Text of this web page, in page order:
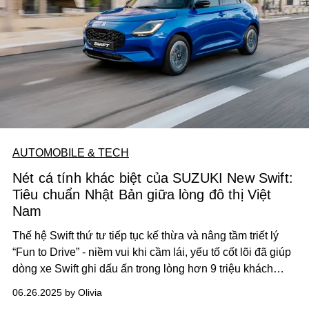
AUTOMOBILE & TECH
Nét cá tính khác biệt của SUZUKI New Swift:
Tiêu chuẩn Nhật Bản giữa lòng đô thị Việt
Nam
Thế hệ Swift thứ tư tiếp tục kế thừa và nâng tầm triết lý
“Fun to Drive” - niềm vui khi cầm lái, yếu tố cốt lõi đã giúp
dòng xe Swift ghi dấu ấn trong lòng hơn 9 triệu khách
06.26.2025 by Olivia